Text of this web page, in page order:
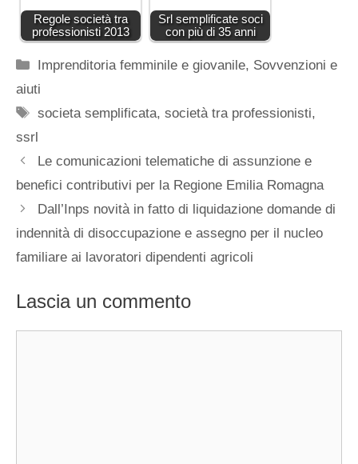
Regole società tra
professionisti 2013
Srl semplificate soci
con più di 35 anni
Categorie
Imprenditoria femminile e giovanile, Sovvenzioni e
aiuti
Tag
societa semplificata,società tra professionisti,
ssrl
Le comunicazioni telematiche di assunzione e
benefici contributivi per la Regione Emilia Romagna
Dall’Inps novità in fatto di liquidazione domande di
indennità di disoccupazione e assegno per il nucleo
familiare ai lavoratori dipendenti agricoli
Lascia un commento